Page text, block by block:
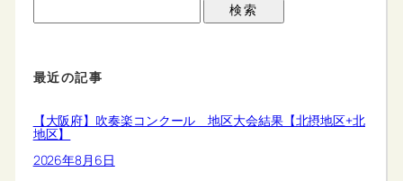
検索
最近の記事
【大阪府】吹奏楽コンクール 地区大会結果【北摂地区+北
地区】
2026年8月6日